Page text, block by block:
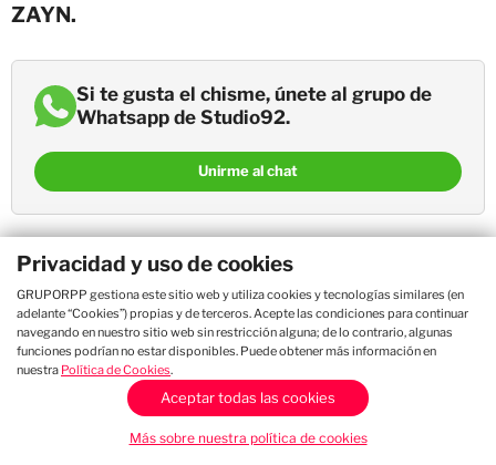
ZAYN.
Si te gusta el chisme, únete al grupo de
Whatsapp de Studio92.
Unirme al chat
“Estoy muy feliz y emocionada de contarles
que seré parte del concierto de Zayn, este 14
de octubre, así que a toda mi gente directioner,
nos vemos ahí para pasarla increíble”,señaló
Milena Warthon,reconocida por llevar el pop
andino a escenarios internacionales y ganadora
Gaviota de Plata en el Festival
Privacidad y uso de cookies
GRUPORPP gestiona este sitio web y utiliza cookies y tecnologías similares (en
adelante “Cookies”) propias y de terceros. Acepte las condiciones para continuar
navegando en nuestro sitio web sin restricción alguna; de lo contrario, algunas
funciones podrían no estar disponibles. Puede obtener más información en
nuestra Política de Cookies.
Aceptar todas las cookies
Más sobre nuestra política de cookies